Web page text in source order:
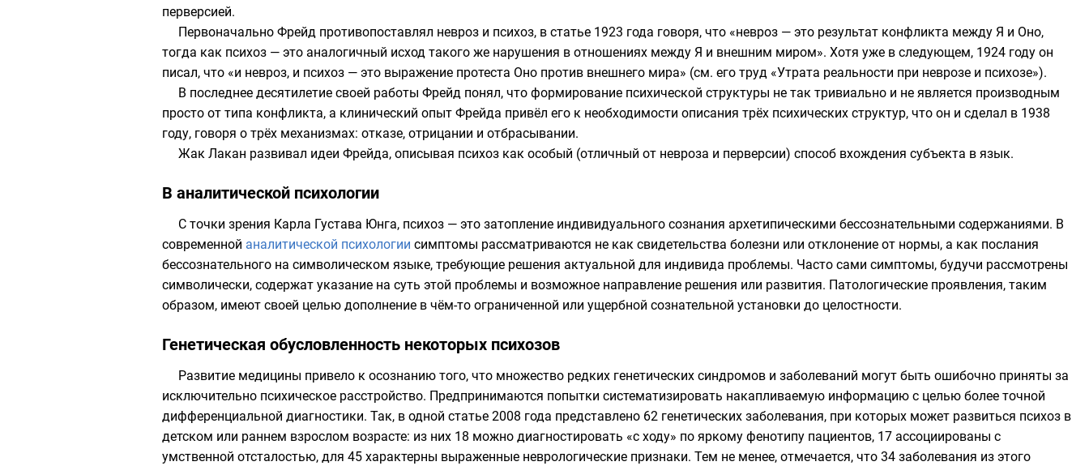
перверсией.
Первоначально Фрейд противопоставлял невроз и психоз, в статье 1923 года говоря, что «невроз — это результат конфликта между Я и Оно,
тогда как психоз — это аналогичный исход такого же нарушения в отношениях между Я и внешним миром». Хотя уже в следующем, 1924 году он
писал, что «и невроз, и психоз — это выражение протеста Оно против внешнего мира» (см. его труд «Утрата реальности при неврозе и психозе»).
В последнее десятилетие своей работы Фрейд понял, что формирование психической структуры не так тривиально и не является производным
просто от типа конфликта, а клинический опыт Фрейда привёл его к необходимости описания трёх психических структур, что он и сделал в 1938
году, говоря о трёх механизмах: отказе, отрицании и отбрасывании.
Жак Лакан развивал идеи Фрейда, описывая психоз как особый (отличный от невроза и перверсии) способ вхождения субъекта в язык.
В аналитической психологии
С точки зрения Карла Густава Юнга, психоз — это затопление индивидуального сознания архетипическими бессознательными содержаниями. В
современной аналитической психологии симптомы рассматриваются не как свидетельства болезни или отклонение от нормы, а как послания
бессознательного на символическом языке, требующие решения актуальной для индивида проблемы. Часто сами симптомы, будучи рассмотрены
символически, содержат указание на суть этой проблемы и возможное направление решения или развития. Патологические проявления, таким
образом, имеют своей целью дополнение в чём-то ограниченной или ущербной сознательной установки до целостности.
Генетическая обусловленность некоторых психозов
Развитие медицины привело к осознанию того, что множество редких генетических синдромов и заболеваний могут быть ошибочно приняты за
исключительно психическое расстройство. Предпринимаются попытки систематизировать накапливаемую информацию с целью более точной
дифференциальной диагностики. Так, в одной статье 2008 года представлено 62 генетических заболевания, при которых может развиться психоз в
детском или раннем взрослом возрасте: из них 18 можно диагностировать «с ходу» по яркому фенотипу пациентов, 17 ассоциированы с
умственной отсталостью, для 45 характерны выраженные неврологические признаки. Тем не менее, отмечается, что 34 заболевания из этого